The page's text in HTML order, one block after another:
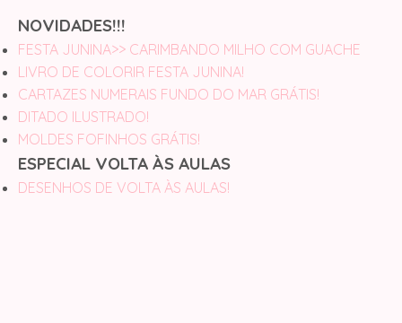
NOVIDADES!!!
FESTA JUNINA>> CARIMBANDO MILHO COM GUACHE
LIVRO DE COLORIR FESTA JUNINA!
CARTAZES NUMERAIS FUNDO DO MAR GRÁTIS!
DITADO ILUSTRADO!
MOLDES FOFINHOS GRÁTIS!
ESPECIAL VOLTA ÀS AULAS
DESENHOS DE VOLTA ÀS AULAS!